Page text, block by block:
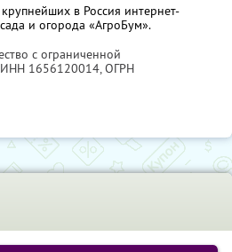
в Россия интернет-
и огорода «АгроБум».
с ограниченной
ИНН 1656120014, ОГРН